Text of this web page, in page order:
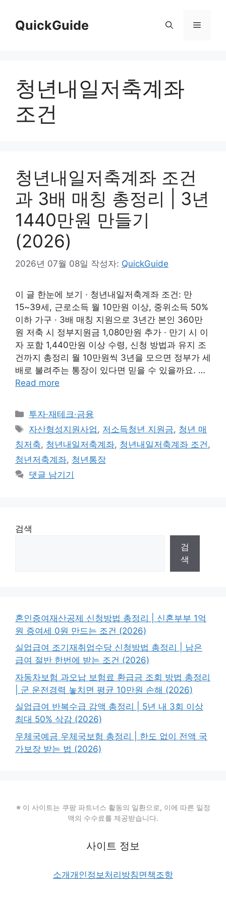
QuickGuide 메
청년내일저축계좌
조건
청년내일저축계좌 조건
과 3배 매칭 총정리 | 3년
1440만원 만들기
(2026)
2026년 07월 08일 작성자: QuickGuide
이 글 한눈에 보기 · 청년내일저축계좌 조건: 만
15~39세, 근로소득 월 10만원 이상, 중위소득 50%
이하 가구 · 3배 매칭 지원으로 3년간 본인 360만
원 저축 시 정부지원금 1,080만원 추가 · 만기 시 이
자 포함 1,440만원 이상 수령, 신청 방법과 유지 조
건까지 총정리 월 10만원씩 3년을 모으면 정부가 세
배로 불려주는 통장이 있다면 믿을 수 있을까요. …
Read more
카
테
고
리
투자·재테크·금융
태
그
자산형성지원사업 , 저소득청년 지원금, 청년 매
칭저축, 청년내일저축계좌, 청년내일저축계좌 조건 ,
청년저축계좌, 청년통장
댓글 남기기
검색
검
색
혼인증여재산공제 신청방법 총정리 | 신혼부부 1억
원 증여세 0원 만드는 조건 (2026)
실업급여 조기재취업수당 신청방법 총정리 | 남은
급여 절반 한번에 받는 조건 (2026)
자동차보험 과오납 보험료 환급금 조회 방법 총정리
| 군 운전경력 놓치면 평균 10만원 손해 (2026)
실업급여 반복수급 감액 총정리 | 5년 내 3회 이상
최대 50% 삭감 (2026)
우체국예금 우체국보험 총정리 | 한도 없이 전액 국
가보장 받는 법 (2026)
※ 이 사이트는 쿠팡 파트너스 활동의 일환으로, 이에 따른 일정
액의 수수료를 제공받습니다.
사이트 정보
소개개인정보처리방침 면책조항